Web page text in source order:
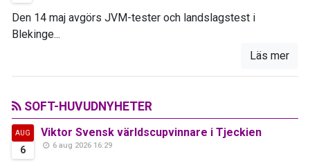
Den 14 maj avgörs JVM-tester och landslagstest i
Blekinge...
Läs mer
SOFT-HUVUDNYHETER
AUG
6
Viktor Svensk världscupvinnare i Tjeckien
6 aug 2026 16:29